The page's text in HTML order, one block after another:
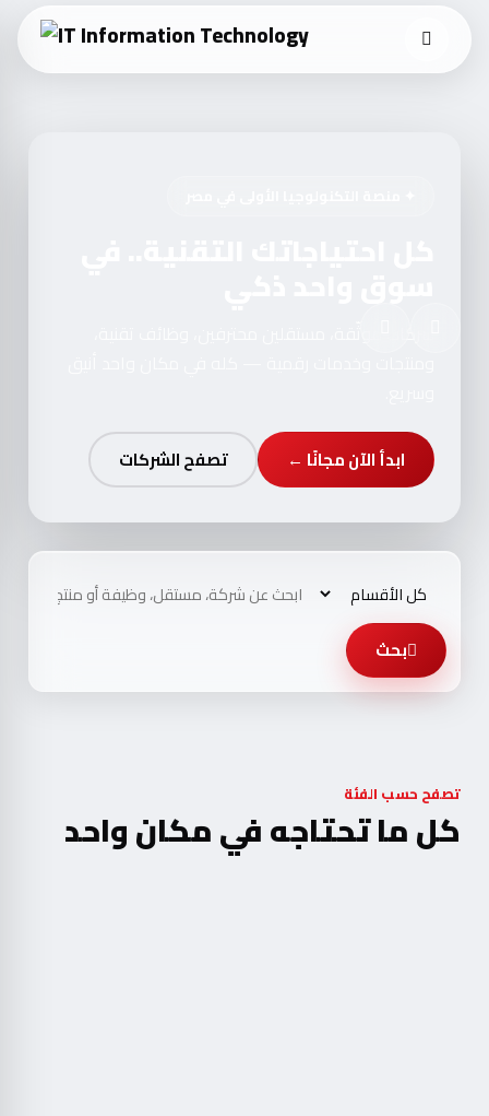
ابدأ الآن مجانًا ← تصفح الشركات
بحث
تصفح حسب الفئة
كل ما تحتاجه في مكان واحد